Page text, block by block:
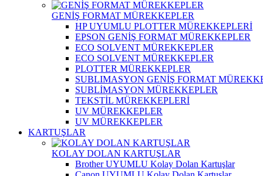
GENİŞ FORMAT MÜREKKEPLER
HP UYUMLU PLOTTER MÜREKKEPLERİ
EPSON GENİŞ FORMAT MÜREKKEPLER
ECO SOLVENT MÜREKKEPLER
ECO SOLVENT MÜREKKEPLER
PLOTTER MÜREKKEPLER
SUBLIMASYON GENİŞ FORMAT
SUBLİMASYON MÜREKKEPLER
TEKSTİL MÜREKKEPLERİ
UV MÜREKKEPLER
UV MÜREKKEPLER
KARTUŞLAR
KOLAY DOLAN KARTUŞLAR
Brother UYUMLU Kolay Dolan Kartuşlar